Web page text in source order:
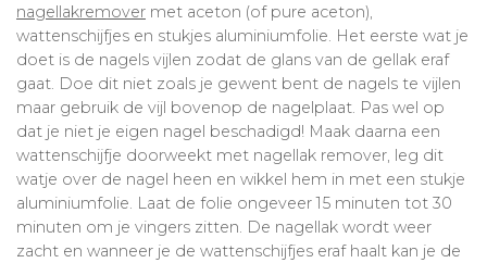
nagellakremover met aceton (of pure aceton),
wattenschijfjes en stukjes aluminiumfolie. Het eerste wat je
doet is de nagels vijlen zodat de glans van de gellak eraf
gaat. Doe dit niet zoals je gewent bent de nagels te vijlen
maar gebruik de vijl bovenop de nagelplaat. Pas wel op
dat je niet je eigen nagel beschadigd! Maak daarna een
wattenschijfje doorweekt met nagellak remover, leg dit
watje over de nagel heen en wikkel hem in met een stukje
aluminiumfolie. Laat de folie ongeveer 15 minuten tot 30
minuten om je vingers zitten. De nagellak wordt weer
zacht en wanneer je de wattenschijfjes eraf haalt kan je de